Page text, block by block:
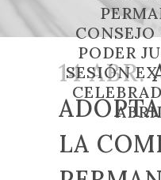
PODER
SESIÓN
14 ABR.
LA